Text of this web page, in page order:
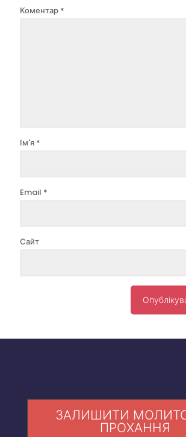
Коментар *
Ім'я *
Email *
Сайт
ЗАЛИШИТИ
ПРОХАННЯ